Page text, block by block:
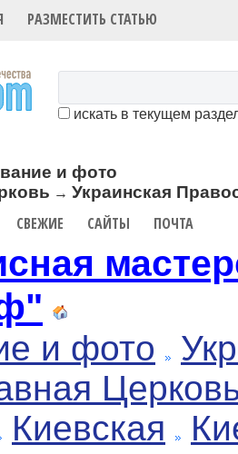
РАЗМЕСТИТЬ СТАТЬЮ
искать в текущем
и фото
→ Украинская
СВЕЖИЕ САЙТЫ ПОЧТА
и фото
Киевская